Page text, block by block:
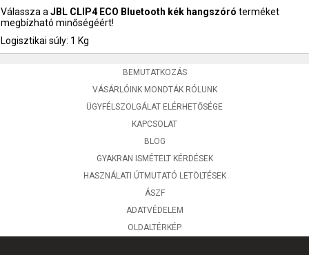
Válassza a JBL CLIP4 ECO Bluetooth kék hangszóró terméket
megbízható minőségéért!
Logisztikai súly: 1 Kg
BEMUTATKOZÁS
VÁSÁRLÓINK MONDTÁK RÓLUNK
ÜGYFÉLSZOLGÁLAT ELÉRHETŐSÉGE
KAPCSOLAT
BLOG
GYAKRAN ISMÉTELT KÉRDÉSEK
HASZNÁLATI ÚTMUTATÓ LETÖLTÉSEK
ÁSZF
ADATVÉDELEM
OLDALTÉRKÉP